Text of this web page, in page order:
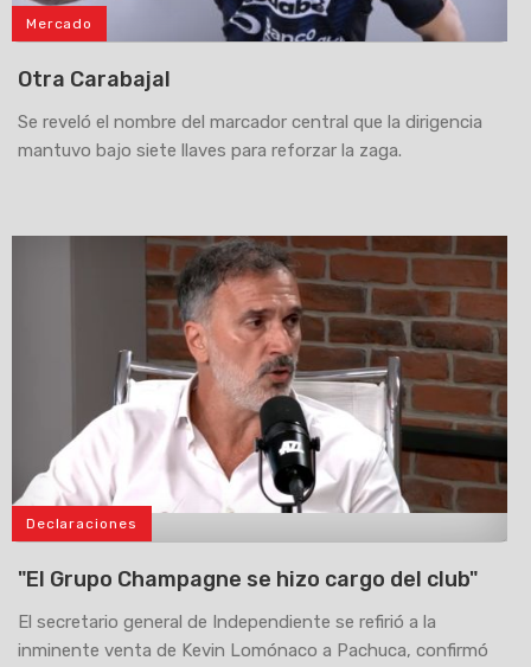
Mercado
Otra Carabajal
Se reveló el nombre del marcador central que la dirigencia
mantuvo bajo siete llaves para reforzar la zaga.
Declaraciones
"El Grupo Champagne se hizo cargo del club"
El secretario general de Independiente se refirió a la
inminente venta de Kevin Lomónaco a Pachuca, confirmó